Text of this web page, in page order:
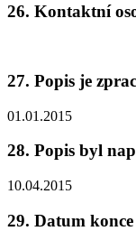
26. Kontaktní
27. Popis je
01.01.2015
28. Popis byl
10.04.2015
29. Datum